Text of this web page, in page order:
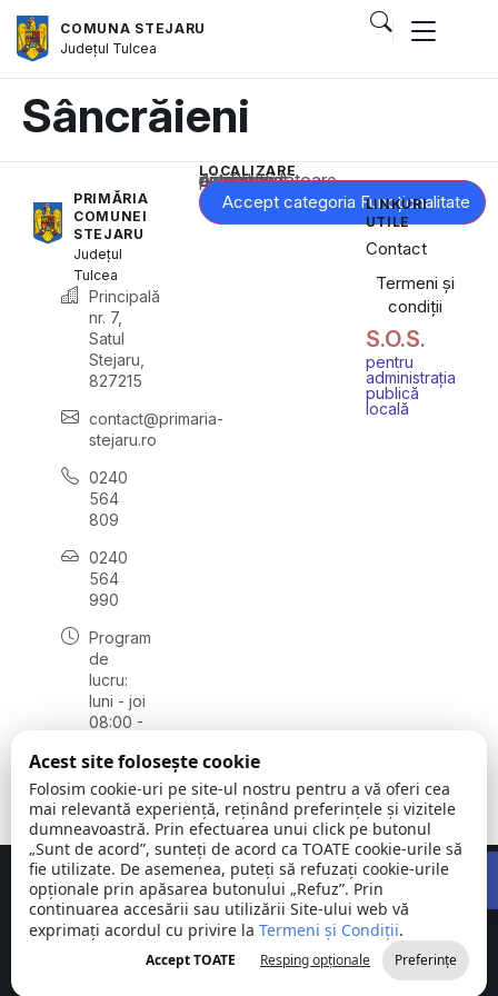
COMUNA STEJARU
Județul Tulcea
Sâncrăieni
PRIMĂRIA
COMUNEI
STEJARU
Județul
Tulcea
Principală
nr. 7,
Satul
Stejaru,
827215
contact@primaria-
stejaru.ro
0240
564
809
0240
564
990
Program
de
lucru:
luni - joi
08:00 -
vineri
08:00 -
14:00
LOCALIZARE
Acest conținut este blocat până când acceptați categoria corespunzătoare de cookie-uri.
Accept categoria Funcționalitate
LINKURI
UTILE
Contact
Termeni și
condiții
S.O.S.
pentru
administrația
publică
locală
Comuna
Stejaru |
județul Tulcea
©
2026
Toate
drepturile
rezervate
Concept realizat deBig Media Relații Publice SRL
Acest site folosește cookie
Folosim cookie-uri pe site-ul nostru pentru a vă oferi cea
mai relevantă experiență, reținând preferințele și vizitele
dumneavoastră. Prin efectuarea unui click pe butonul
„Sunt de acord”, sunteți de acord ca TOATE cookie-urile să
fie utilizate. De asemenea, puteți să refuzați cookie-urile
opționale prin apăsarea butonului „Refuz”. Prin
continuarea accesării sau utilizării Site-ului web vă
exprimați acordul cu privire la Termeni și Condiții.
Accept TOATE Resping opționale Preferințe